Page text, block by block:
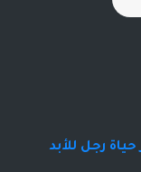
رجل للأبد